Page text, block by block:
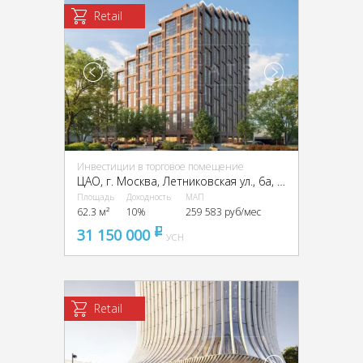
Retail
Инвестиции в торговое помещение
ЦАО, г. Москва, Летниковская ул., 6а, стр. 1,2,3,7,10
Площадь
62.3 м²
Доходность
10%
МАП
259 583 руб/мес
31 150 000 pуб
УСН
Retail